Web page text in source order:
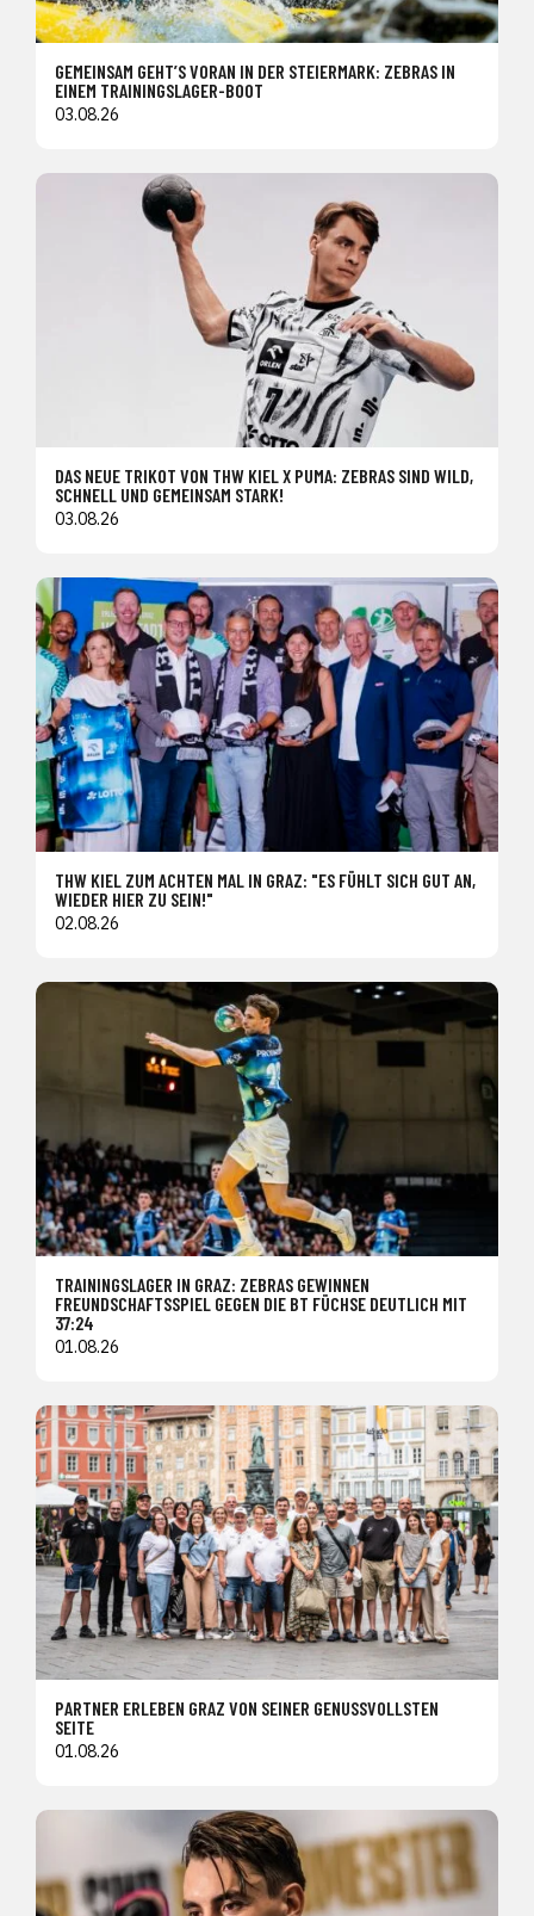
GEMEINSAM GEHT’S VORAN IN DER STEIERMARK: ZEBRAS IN
EINEM TRAININGSLAGER-BOOT
03.08.26
DAS NEUE TRIKOT VON THW KIEL X PUMA: ZEBRAS SIND WILD,
SCHNELL UND GEMEINSAM STARK!
03.08.26
THW KIEL ZUM ACHTEN MAL IN GRAZ: "ES FÜHLT SICH GUT AN,
WIEDER HIER ZU SEIN!"
02.08.26
TRAININGSLAGER IN GRAZ: ZEBRAS GEWINNEN
FREUNDSCHAFTSSPIEL GEGEN DIE BT FÜCHSE DEUTLICH MIT
37:24
01.08.26
PARTNER ERLEBEN GRAZ VON SEINER GENUSSVOLLSTEN
SEITE
01.08.26